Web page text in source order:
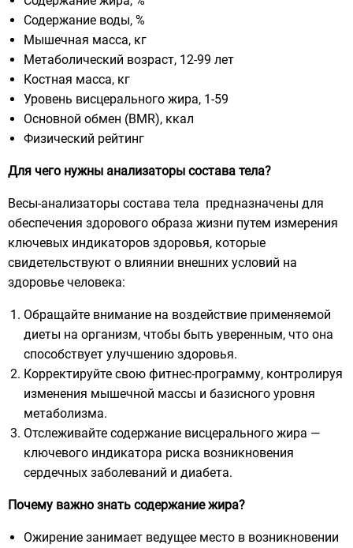
Содержание воды, %
Мышечная масса, кг
Метаболический возраст, 12-99 лет
Костная масса, кг
Уровень висцерального жира, 1-59
Основной обмен (BMR), ккал
Физический рейтинг
Для чего нужны анализаторы состава тела?
Весы-анализаторы состава тела предназначены для
обеспечения здорового образа жизни путем измерения
ключевых индикаторов здоровья, которые
свидетельствуют о влиянии внешних условий на
здоровье человека:
Обращайте внимание на воздействие применяемой
диеты на организм, чтобы быть уверенным, что она
способствует улучшению здоровья.
Корректируйте свою фитнес-программу, контролируя
изменения мышечной массы и базисного уровня
метаболизма.
Отслеживайте содержание висцерального жира —
ключевого индикатора риска возникновения
сердечных заболеваний и диабета.
Почему важно знать содержание жира?
Ожирение занимает ведущее место в возникновении